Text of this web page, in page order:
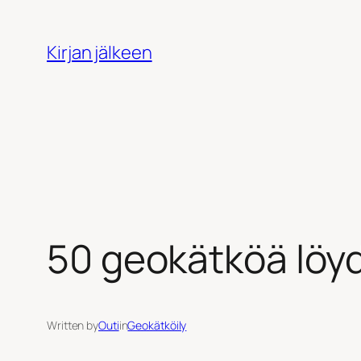
sisältöönKirjan jälkeen
50 geokätköä
Written byOutiinGeokätköily